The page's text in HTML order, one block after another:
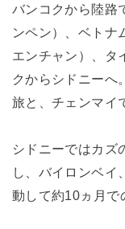
バンコクから陸路
ンペン）、ベトナ
エンチャン）、タ
クからシドニーへ
旅と、チェンマイ
シドニーではカズ
し、バイロンベイ
動して約10ヵ月で